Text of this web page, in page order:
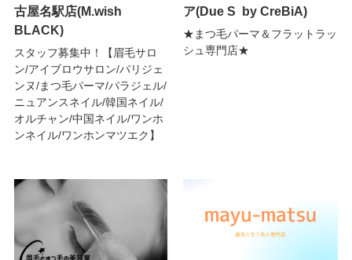
古屋名駅店(M.wish
BLACK)
スタッフ募集中！【眉毛サロ
ン/アイブロウサロン/パリジェ
ンヌ/まつ毛パーマ/パラジェル/
ニュアンスネイル/韓国ネイル/
オルチャン/中国ネイル/ワンホ
ンネイル/ワンホンマツエク】
ア(Due S by CreBiA)
★まつ毛パーマ＆フラットラッ
シュ専門店★